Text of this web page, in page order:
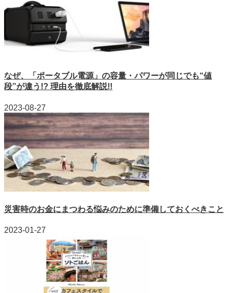
なぜ、「ポータブル電源」の容量・パワーが同じでも“値
段”が違う!? 理由を徹底解説!!
2023-08-27
災害時のお金にまつわる悩みのために準備しておくべきこと
2023-01-27